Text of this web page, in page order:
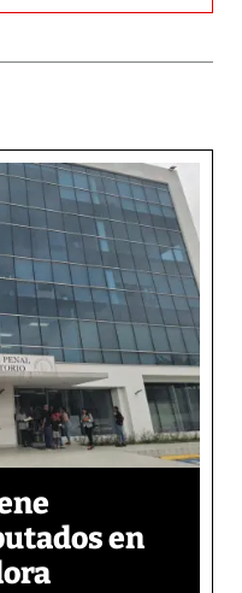
en